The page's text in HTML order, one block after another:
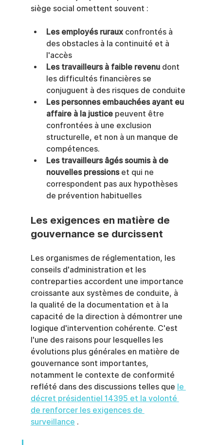
siège social omettent souvent :
Les employés ruraux confrontés à
des obstacles à la continuité et à
l'accès
Les travailleurs à faible revenu dont
les difficultés financières se
conjuguent à des risques de conduite
Les personnes embauchées ayant eu
affaire à la justice peuvent être
confrontées à une exclusion
structurelle, et non à un manque de
compétences.
Les travailleurs âgés soumis à de
nouvelles pressions et qui ne
correspondent pas aux hypothèses
de prévention habituelles
Les exigences en matière de
gouvernance se durcissent
Les organismes de réglementation, les
conseils d'administration et les
contreparties accordent une importance
croissante aux systèmes de conduite, à
la qualité de la documentation et à la
capacité de la direction à démontrer une
logique d'intervention cohérente. C'est
l'une des raisons pour lesquelles les
évolutions plus générales en matière de
gouvernance sont importantes,
notamment le contexte de conformité
reflété dans des discussions telles que le
décret présidentiel 14395 et la volonté
de renforcer les exigences de
surveillance .